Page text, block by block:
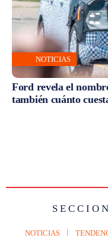
NOTICIAS
Ford revela el
también cuánto
NOTICIAS